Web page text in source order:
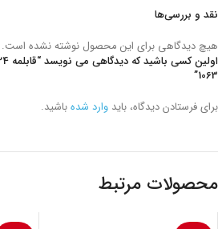
نقد و بررسی‌ها
هیچ دیدگاهی برای این محصول نوشته نشده است.
1063”
برای فرستادن دیدگاه، باید وارد شدهباشید.
محصولات مرتبط